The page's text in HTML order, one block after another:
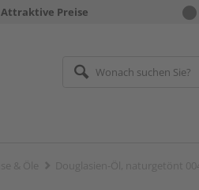
Attraktive Preise